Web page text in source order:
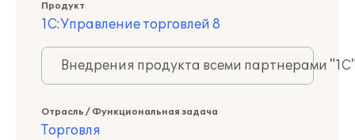
Продукт
1С:Управление торговлей 8
Внедрения продукта всеми партнерами
Отрасль / Функциональная задача
Торговля